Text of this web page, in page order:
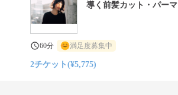
導く前髪カット・パーマ
60分 満足度募集中
2チケット(¥5,775)